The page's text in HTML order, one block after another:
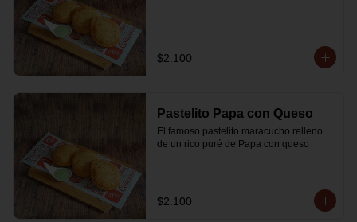
$2.100
Pastelito Papa con Queso
El famoso pastelito maracucho relleno
de un rico puré de Papa con queso
$2.100